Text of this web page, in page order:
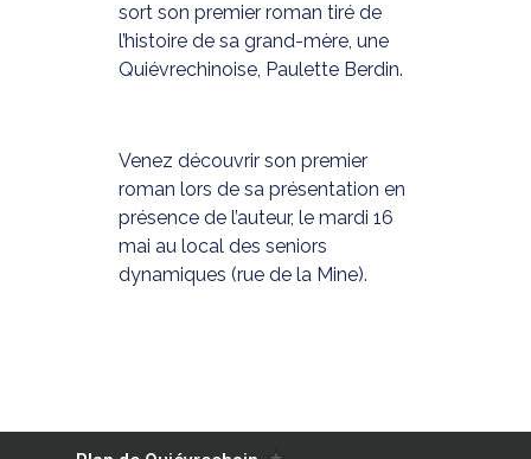
sort son premier roman tiré de
l’histoire de sa grand-mère, une
Quiévrechinoise, Paulette Berdin.
Venez découvrir son premier
roman lors de sa présentation en
présence de l’auteur, le mardi 16
mai au local des seniors
dynamiques (rue de la Mine).